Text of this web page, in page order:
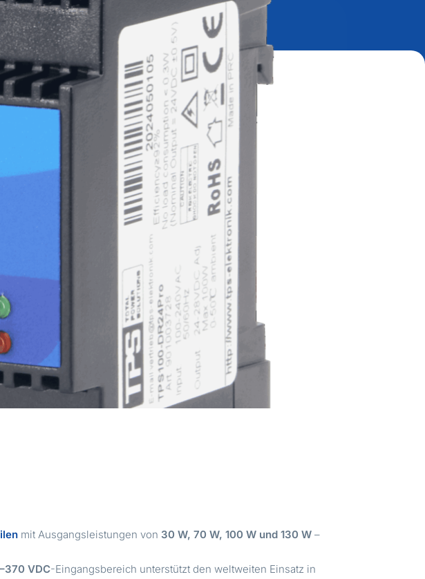
mit Ausgangsleistungen von 30 W, 70 W, 100 W und 130 W –
VDC-Eingangsbereich unterstützt den weltweiten Einsatz in